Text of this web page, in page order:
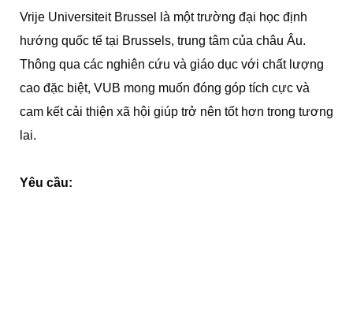
Vrije Universiteit Brussel là một trường đại học định
hướng quốc tế tại Brussels, trung tâm của châu Âu.
Thông qua các nghiên cứu và giáo dục với chất lượng
cao đặc biệt, VUB mong muốn đóng góp tích cực và
cam kết cải thiện xã hội giúp trở nên tốt hơn trong tương
lai.
Yêu cầu: